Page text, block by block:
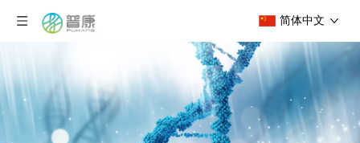
简体中文